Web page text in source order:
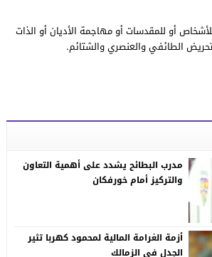
أو للمقدسات أو مهاجمة الأديان أو الذات
الطائفي والعنصري والشتائم.
مدرب البطائح يشدد على أهمية التعاون
والتركيز أمام خورفكان
أزمة الغرامة المالية لمحمود كهربا تثير
الجدل في الزمالك